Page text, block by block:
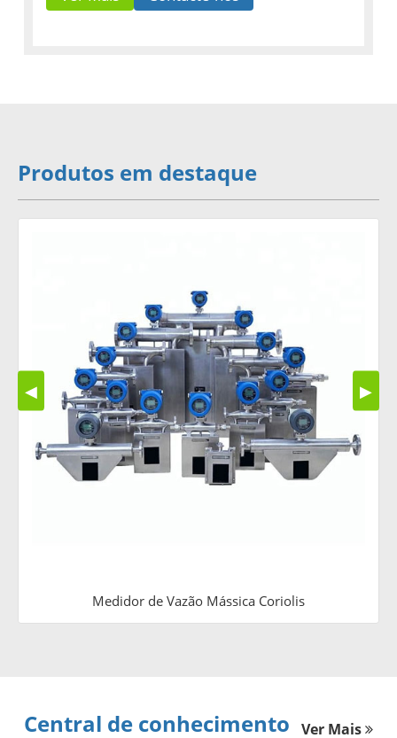
Produtos em destaque
Medidor de Vazão Mássica Coriolis
◀ ▶
Central de conhecimento Ver Mais